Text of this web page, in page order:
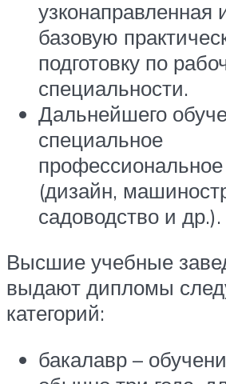
узконаправленная
базовую
подготовку по
специальности.
Дальнейшего
специальное
(дизайн,
садоводство и др.).
Высшие учебные
выдают дипломы
категорий:
бакалавр –